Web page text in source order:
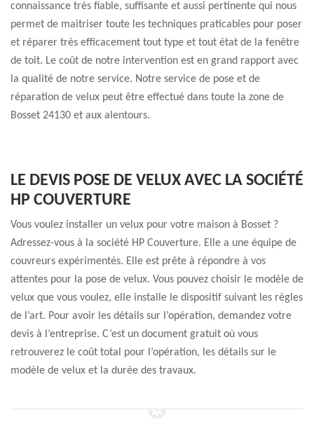
connaissance très fiable, suffisante et aussi pertinente qui nous
permet de maitriser toute les techniques praticables pour poser
et réparer très efficacement tout type et tout état de la fenêtre
de toit. Le coût de notre intervention est en grand rapport avec
la qualité de notre service. Notre service de pose et de
réparation de velux peut être effectué dans toute la zone de
Bosset 24130 et aux alentours.
LE DEVIS POSE DE VELUX AVEC LA SOCIÉTÉ
HP COUVERTURE
Vous voulez installer un velux pour votre maison à Bosset ?
Adressez-vous à la société HP Couverture. Elle a une équipe de
couvreurs expérimentés. Elle est prête à répondre à vos
attentes pour la pose de velux. Vous pouvez choisir le modèle de
velux que vous voulez, elle installe le dispositif suivant les règles
de l’art. Pour avoir les détails sur l’opération, demandez votre
devis à l’entreprise. C’est un document gratuit où vous
retrouverez le coût total pour l’opération, les détails sur le
modèle de velux et la durée des travaux.